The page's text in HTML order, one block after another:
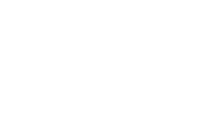
LEITURA